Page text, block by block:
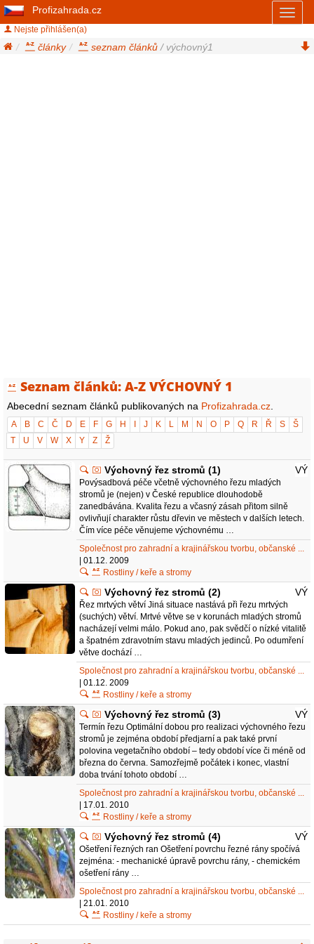
Profizahrada.cz
Nejste přihlášen(a)
články seznam článků / výchovný1
Seznam článků: A-Z VÝCHOVNÝ 1
Abecední seznam článků publikovaných na Profizahrada.cz
A B C Č D E F G H J K L M N O P Q R Ř S
Š
T
U V W X Y Z Ž
Výchovný řez stromů (1) VÝ
Povýsadbová péče včetně výchovného řezu mladých
stromů je (nejen) v České republice dlouhodobě
zanedbávána. Kvalita řezu a včasný zásah přitom silně
ovlivňují charakter růstu dřevin ve městech v dalších letech.
Čím více péče věnujeme výchovnému …
Společnost pro zahradní a krajinářskou tvorbu, občanské ...
| 01.12. 2009
Rostliny / keře a stromy
Výchovný řez stromů (2) VÝ
Řez mrtvých větví Jiná situace nastává při řezu mrtvých
(suchých) větví. Mrtvé větve se v korunách mladých stromů
nacházejí velmi málo. Pokud ano, pak svědčí o nízké vitalitě
a špatném zdravotním stavu mladých jedinců. Po odumření
větve dochází …
Společnost pro zahradní a krajinářskou tvorbu, občanské ...
| 01.12. 2009
Rostliny / keře a stromy
Výchovný řez stromů (3) VÝ
Termín řezu Optimální dobou pro realizaci výchovného řezu
stromů je zejména období předjarní a pak také první
polovina vegetačního období – tedy období více či méně od
března do června. Samozřejmě počátek i konec, vlastní
doba trvání tohoto období …
Společnost pro zahradní a krajinářskou tvorbu, občanské ...
| 17.01. 2010
Rostliny / keře a stromy
Výchovný řez stromů (4) VÝ
Ošetření řezných ran Ošetření povrchu řezné rány spočívá
zejména: - mechanické úpravě povrchu rány, - chemickém
ošetření rány …
Společnost pro zahradní a krajinářskou tvorbu, občanské ...
| 21.01. 2010
Rostliny / keře a stromy